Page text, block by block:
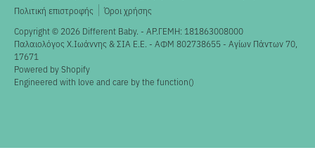
Πολιτική επιστροφής
Όροι χρήσης
Copyright © 2026 Different Baby. - ΑΡ.ΓΕΜΗ: 181863008000
Παλαιολόγος X.Ιωάννης & ΣΙΑ Ε.Ε. - ΑΦΜ 802738655 - Αγίων Πάντων 70,
17671
Powered by Shopify
Engineered with love and care by the function()